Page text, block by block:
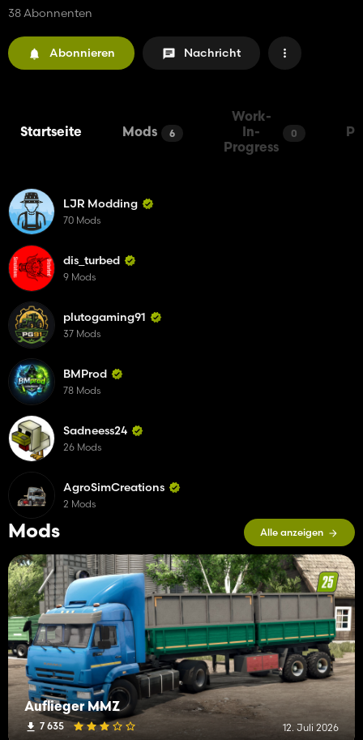
38 Abonnenten
Abonnieren Nachricht
Startseite Mods 6
Work-
In-
Progress
0
Mods Alle anzeigen
Auflieger MMZ
7 635 12. Juli 2026
LJR Modding
70 Mods
dis_turbed
9 Mods
plutogaming91
37 Mods
BMProd
78 Mods
Sadneess24
26 Mods
AgroSimCreations
2 Mods